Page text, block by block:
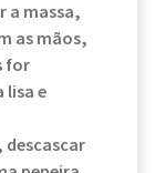
a massa,
as mãos,
for
lisa e
descascar